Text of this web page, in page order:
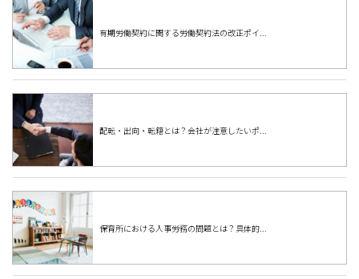
有期労働契約に関する労働契約法の改正ポイ...
配転・出向・転籍とは？会社が注意したいポ...
保育所における人事労務の問題とは？具体的...